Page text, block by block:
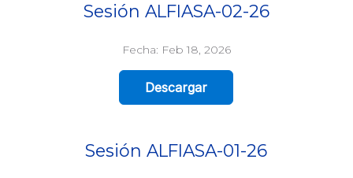
Sesión ALFIASA-02-26
Fecha: Feb 18, 2026
Descargar
Sesión ALFIASA-01-26